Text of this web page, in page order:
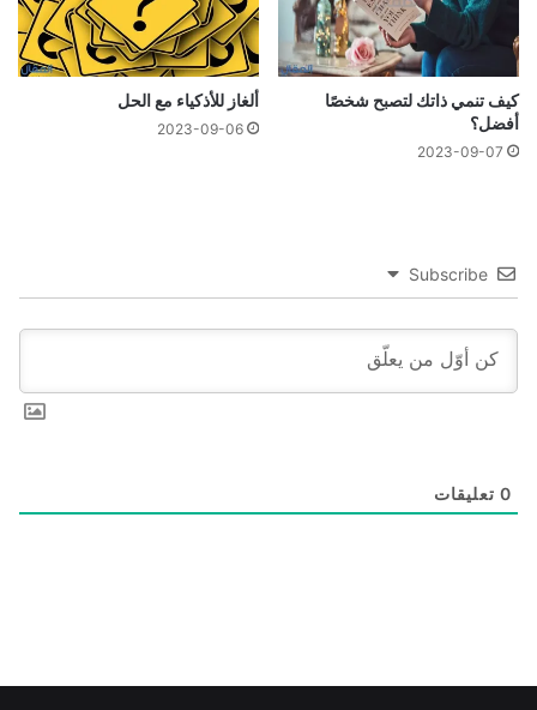
كيف تنمي ذاتك لتصبح شخصًا
أفضل؟
2023-09-07
ألغاز للأذكياء مع الحل
2023-09-06
Subscribe
0 تعليقات